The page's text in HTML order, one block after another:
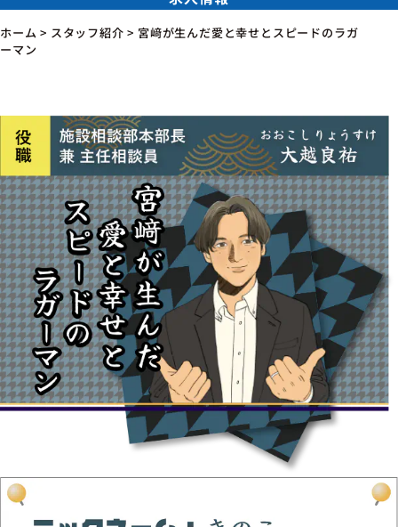
ホーム > スタッフ紹介 > 宮﨑が生んだ愛と幸せとスピードのラガ
ーマン